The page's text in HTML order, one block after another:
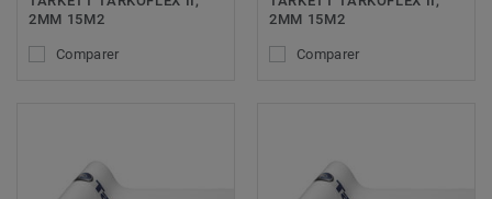
2MM 15M2
Comparer
2MM 15M2
Comparer